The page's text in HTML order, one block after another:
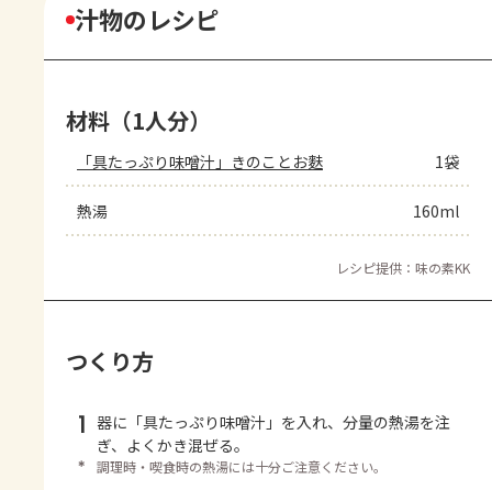
汁物のレシピ
材料（1人分）
「具たっぷり味噌汁」きのことお麩 1袋
熱湯 160ml
レシピ提供：味の素KK
つくり方
1 器に「具たっぷり味噌汁」を入れ、分量の熱湯を注
ぎ、よくかき混ぜる。
＊ 調理時・喫食時の熱湯には十分ご注意ください。